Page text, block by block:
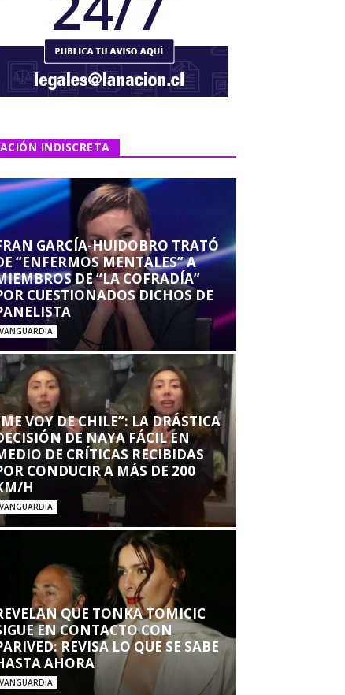
INDISCRETA
GARCÍA-HUIDOBRO TRATÓ
“ENFERMOS MENTALES” A
DE “LA COFRADÍA”
CUESTIONADOS DICHOS DE
VANGUARDIA
VOY DE CHILE”: LA DRÁSTICA
DE NAYA FÁCIL EN
DE CRÍTICAS RECIBIDAS
CONDUCIR A MÁS DE 200
H
VANGUARDIA
QUE TONKA TOMICIC
EN CONTACTO CON
REVISA LO QUE SE SABE
AHORA
VANGUARDIA